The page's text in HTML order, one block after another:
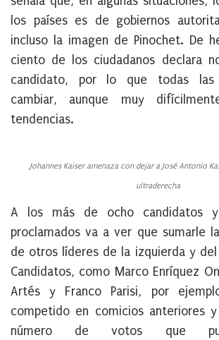
los países es de gobiernos
incluso la imagen de Pinochet. De
ciento de los ciudadanos declara
candidato, por lo que todas las
cambiar, aunque muy
tendencias.
Johannes Kaiser amenaza con dejar a José Antonio
ultraderecha
A los más de ocho candidatos y
proclamados va a ver que sumarle
de otros líderes de la izquierda y
Candidatos, como Marco Enríquez
Artés y Franco Parisi, por
competido en comicios anteriores
número de votos que